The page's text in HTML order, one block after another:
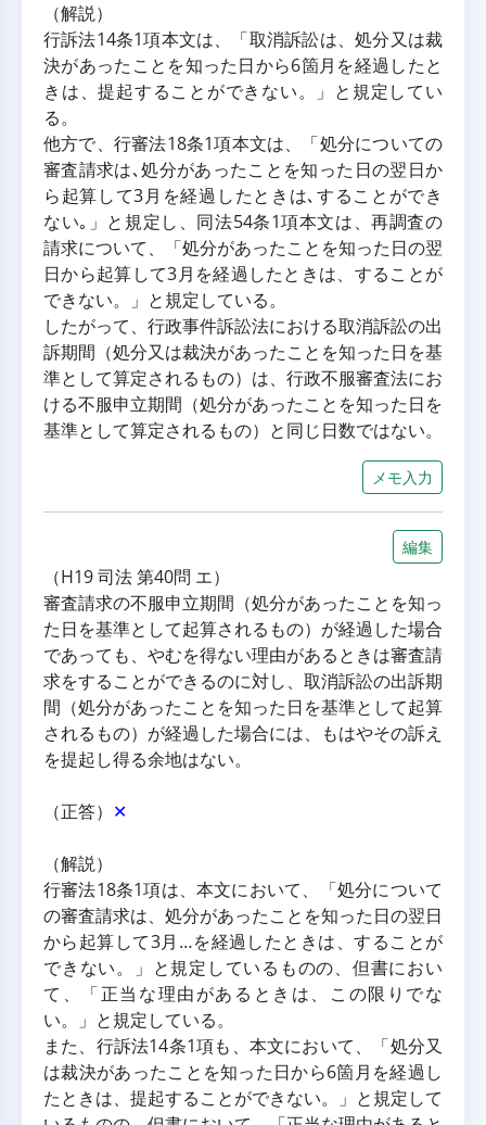
（解説）
行訴法14条1項本文は、「取消訴訟は、処分又は裁
決があったことを知った日から6箇月を経過したと
きは、提起することができない。」と規定してい
る。
他方で、行審法18条1項本文は、「処分についての
審査請求は､処分があったことを知った日の翌日か
ら起算して3月を経過したときは､することができ
ない｡」と規定し、同法54条1項本文は、再調査の
請求について、「処分があったことを知った日の翌
日から起算して3月を経過したときは、することが
できない。」と規定している。
したがって、行政事件訴訟法における取消訴訟の出
訴期間（処分又は裁決があったことを知った日を基
準として算定されるもの）は、行政不服審査法にお
ける不服申立期間（処分があったことを知った日を
基準として算定されるもの）と同じ日数ではない。
メモ入力
編集
（H19 司法 第40問 エ）
審査請求の不服申立期間（処分があったことを知っ
た日を基準として起算されるもの）が経過した場合
であっても、やむを得ない理由があるときは審査請
求をすることができるのに対し、取消訴訟の出訴期
間（処分があったことを知った日を基準として起算
されるもの）が経過した場合には、もはやその訴え
を提起し得る余地はない。
（正答） ✕
（解説）
行審法18条1項は、本文において、「処分について
の審査請求は、処分があったことを知った日の翌日
から起算して3月…を経過したときは、することが
できない。」と規定しているものの、但書におい
て、「正当な理由があるときは、この限りでな
い。」と規定している。
また、行訴法14条1項も、本文において、「処分又
は裁決があったことを知った日から6箇月を経過し
たときは、提起することができない。」と規定して